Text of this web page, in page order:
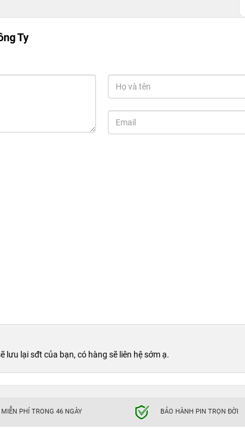
sắc nét
Ty
lưu lại sđt của bạn, có hàng sẽ liên hệ sớm ạ.
PHÍ TRONG 46 NGÀY BẢO HÀNH PIN TRỌN ĐỜI